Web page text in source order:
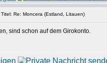
Re: Moncera (Estland, Litauen)
sind schon auf dem Girokonto.